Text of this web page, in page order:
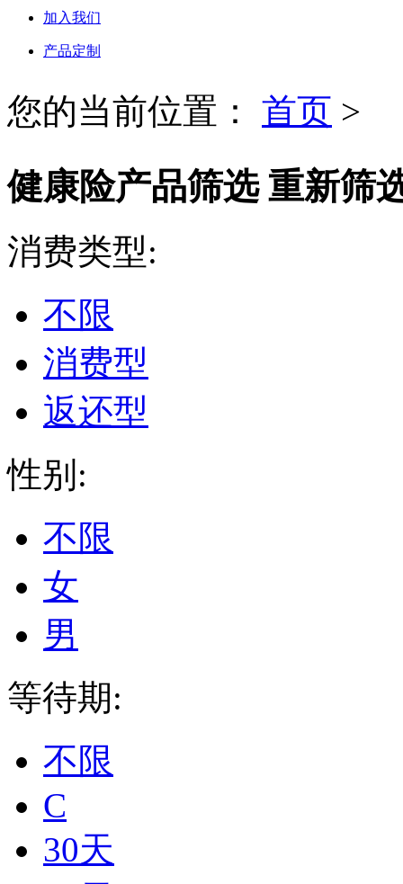
加入我们
产品定制
您的当前位置： 首页 >
健康险产品筛选 重新筛
消费类型:
不限
消费型
返还型
性别:
不限
女
男
等待期:
不限
C
30天